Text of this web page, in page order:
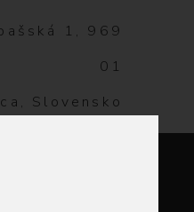
1, 969
01
Slovensko